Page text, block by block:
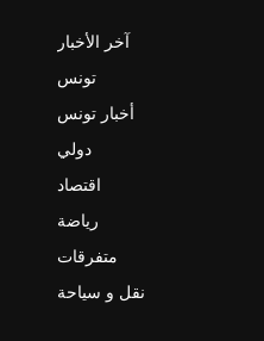
آخر الأخبار
تونس
أخبار تونس
دولي
اقتصاد
رياضة
متفرقات
نقل و سياحة